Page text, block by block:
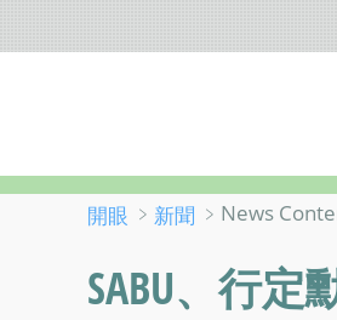
開眼 ﹥ 新聞 ﹥News
SABU、行